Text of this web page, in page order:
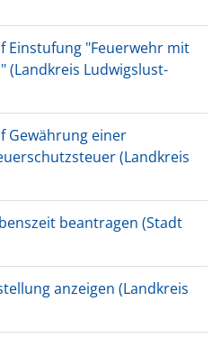
Einstufung "Feuerwehr mit
(Landkreis Ludwigslust-
Gewährung einer
(Landkreis
beantragen (Stadt
anzeigen (Landkreis